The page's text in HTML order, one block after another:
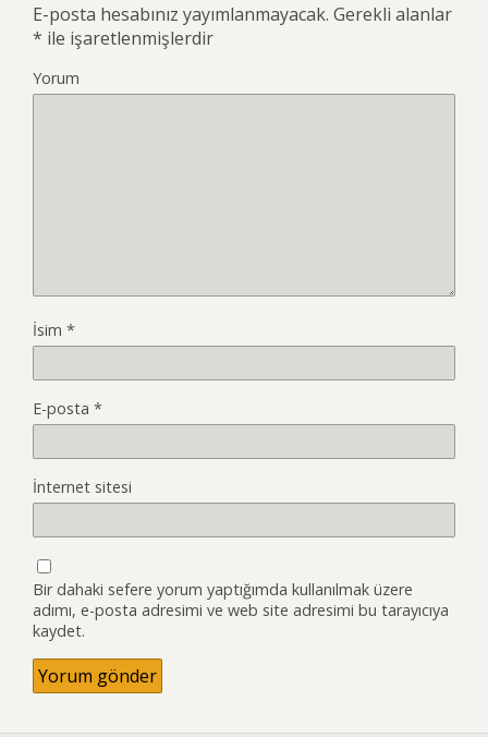
E-posta hesabınız yayımlanmayacak. Gerekli alanlar
* ile işaretlenmişlerdir
Yorum
İsim *
E-posta *
İnternet sitesi
Bir dahaki sefere yorum yaptığımda kullanılmak üzere
adımı, e-posta adresimi ve web site adresimi bu tarayıcıya
kaydet.